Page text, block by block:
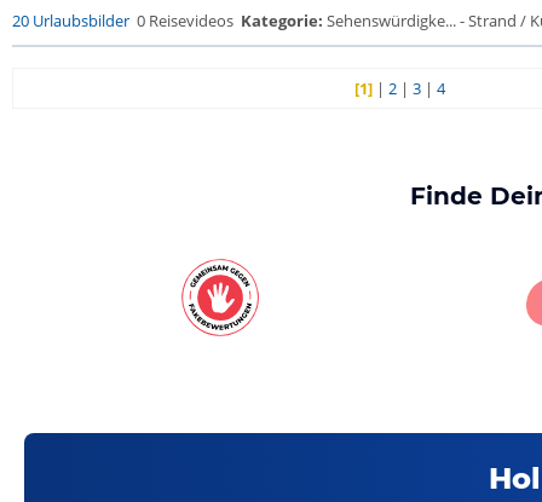
20 Urlaubsbilder 0 Reisevideos Kategorie: Sehenswürdigke... - Strand /
[1] |2 |3 |4
Finde